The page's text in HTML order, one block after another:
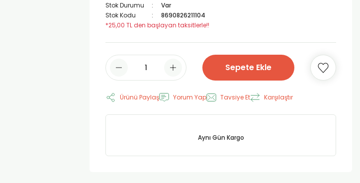
Stok Durumu
Var
Stok Kodu
8690826211104
*25,00 TL den başlayan taksitlerle!!
Sepete Ekle
Ürünü Paylaş Yorum Yap Tavsiye Et Karşılaştır
Aynı Gün Kargo